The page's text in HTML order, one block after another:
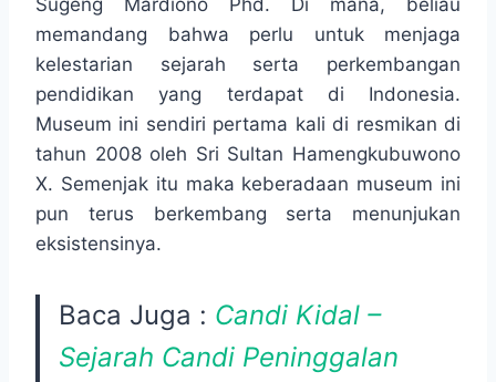
Sugeng Mardiono Phd. Di mana, beliau
memandang bahwa perlu untuk menjaga
kelestarian sejarah serta perkembangan
pendidikan yang terdapat di Indonesia.
Museum ini sendiri pertama kali di resmikan di
tahun 2008 oleh Sri Sultan Hamengkubuwono
X. Semenjak itu maka keberadaan museum ini
pun terus berkembang serta menunjukan
eksistensinya.
Baca Juga : Candi Kidal –
Sejarah Candi Peninggalan